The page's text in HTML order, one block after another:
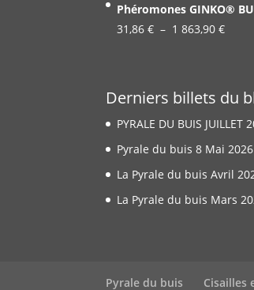
à
337,00 €
Phéromones GINKO®
31,86€ – 1 863,90€Plage
à
1
Derniers billets du
PYRALE DU BUIS JUILLET
Pyrale du buis 8 Mai 2026
La Pyrale du buis Avril
La Pyrale du buis Mars
Pyrale du buis Cisailles